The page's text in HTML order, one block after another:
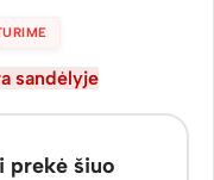
sandėlyje
prekė šiuo